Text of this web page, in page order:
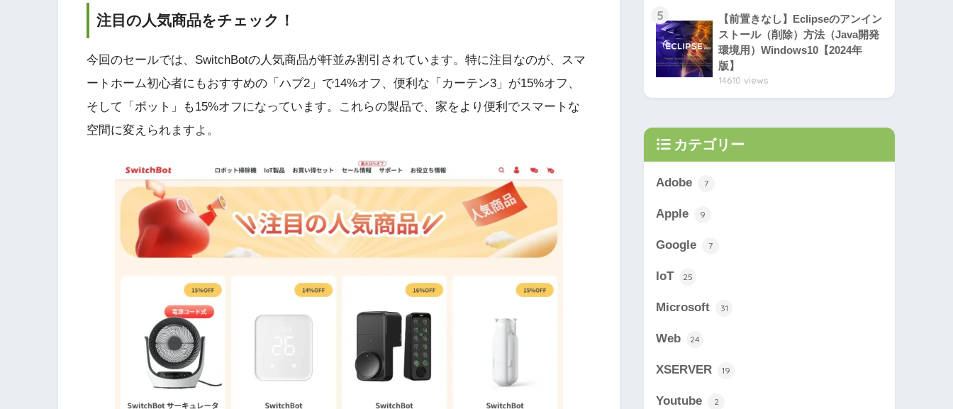
注目の人気商品をチェック！
今回のセールでは、SwitchBotの人気商品が軒並み割引されています。特に注目なのが、スマ
ートホーム初心者にもおすすめの「ハブ2」で14%オフ、便利な「カーテン3」が15%オフ、
そして「ボット」も15%オフになっています。これらの製品で、家をより便利でスマートな
空間に変えられますよ。
5
【前置きなし】Eclipseのアンイン
ストール（削除）方法（Java開発
環境用）Windows10【2024年
版】
14610 views
カテゴリー
Adobe 7
Apple 9
Google 7
IoT 25
Microsoft 31
Web 24
XSERVER 19
Youtube 2